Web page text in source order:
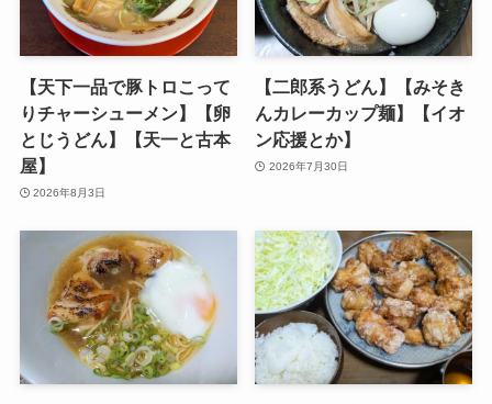
【天下一品で豚トロこって
りチャーシューメン】【卵
とじうどん】【天一と古本
屋】
2026年8月3日
【二郎系うどん】【みそき
んカレーカップ麺】【イオ
ン応援とか】
2026年7月30日